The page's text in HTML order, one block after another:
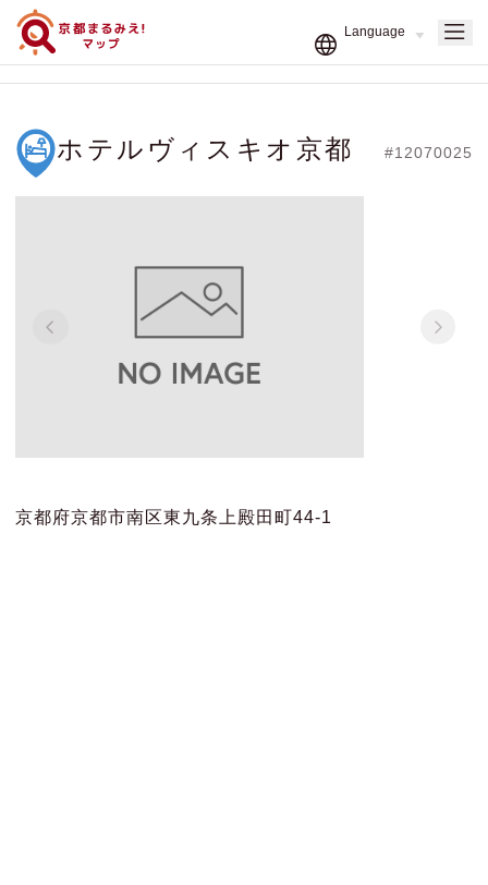
ホテルヴィスキオ京都 #12070025
京都府京都市南区東九条上殿田町44-1